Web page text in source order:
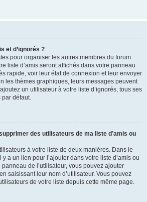
et d’ignorés ?
pour organiser les autres membres du forum.
liste d’amis seront affichés dans votre panneau
rapide, voir leur état de connexion et leur envoyer
les thèmes graphiques, leurs messages peuvent
un utilisateur à votre liste d’ignorés, tous ses
par défaut.
des utilisateurs de ma liste d’amis ou
à votre liste de deux manières. Dans le
a un lien pour l’ajouter dans votre liste d’amis ou
panneau de l’utilisateur, vous pouvez ajouter
saisissant leur nom d’utilisateur. Vous pouvez
de votre liste depuis cette même page.